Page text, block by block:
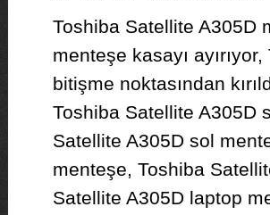
Toshiba Satellite A305D
menteşe kasayı
bitişme noktasından
Toshiba Satellite A305D
Satellite A305D sol
menteşe, Toshiba
Satellite A305D laptop